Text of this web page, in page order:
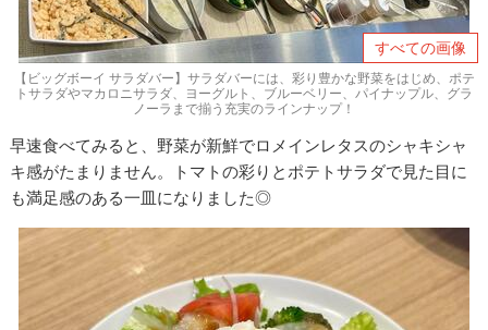
すべての画像
【ビッグボーイ サラダバー】サラダバーには、彩り豊かな野菜をはじめ、ポテ
トサラダやマカロニサラダ、ヨーグルト、ブルーベリー、パイナップル、グラ
ノーラまで揃う充実のラインナップ！
早速食べてみると、野菜が新鮮でロメインレタスのシャキシャ
キ感がたまりません。トマトの彩りとポテトサラダで見た目に
も満足感のある一皿になりました◎